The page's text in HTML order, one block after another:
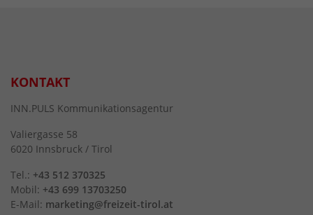
KONTAKT
INN.PULS Kommunikationsagentur
Valiergasse 58
6020 Innsbruck / Tirol
Tel.: +43 512 370325
Mobil: +43 699 13703250
E-Mail: marketing@freizeit-tirol.at